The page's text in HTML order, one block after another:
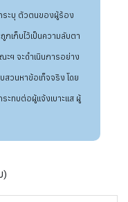
ระบุ ตัวตนของผู้ร้อง
เก็บไว้เป็นความลับตา
ฯ จะดำเนินการอย่าง
สวนหาข้อเท็จจริง โดย
ะทบต่อผู้แจ้งเบาะแส ผู้
)